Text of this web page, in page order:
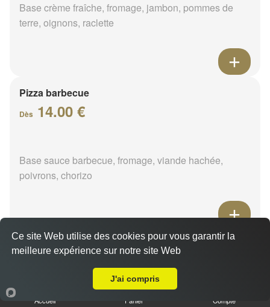
Base crème fraîche, fromage, jambon, pommes de
terre, oignons, raclette
Pizza barbecue
Dès 14.00 €
Base sauce barbecue, fromage, viande hachée,
poivrons, chorizo
Pizza cannibale
Accueil Panier Compte
Ce site Web utilise des cookies pour vous garantir la
meilleure expérience sur notre site Web
J'ai compris